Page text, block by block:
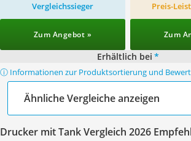
Vergleichssieger
Zum Angebot »
Preis-
Zum
Erhältlich bei *
ⓘ Informationen zur Produktsortierung und
Ähnliche Vergleiche anzeigen
Drucker mit Tank Vergleich 2026